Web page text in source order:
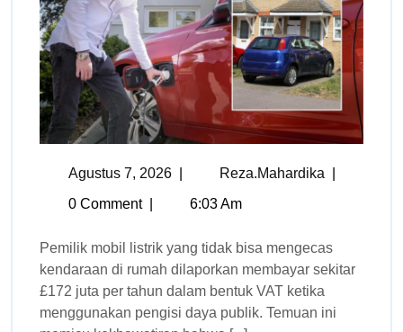
Agustus 7, 2026 Reza.mahardika
0 Comment
6:03 Am
Pemilik mobil listrik yang tidak bisa mengecas
kendaraan di rumah dilaporkan membayar sekitar
£172 juta per tahun dalam bentuk VAT ketika
menggunakan pengisi daya publik. Temuan ini